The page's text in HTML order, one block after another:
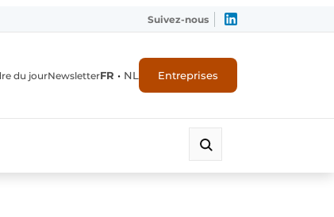
Suivez-nous
du jourNewsletterFR • NL Entreprises